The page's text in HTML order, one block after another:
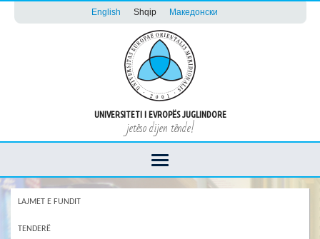
English Shqip Македонски
UNIVERSITETI I EVROPËS JUGLINDORE
jetëso dijen tënde!
LAJMET E FUNDIT
TENDERË